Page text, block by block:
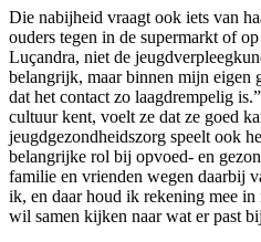
Die nabijheid vraagt ook iets van
ouders tegen in de supermarkt of
Luçandra, niet de
belangrijk, maar binnen mijn eigen
dat het contact zo laagdrempelig
cultuur kent, voelt ze dat ze goed
jeugdgezondheidszorg speelt ook
belangrijke rol bij opvoed- en
familie en vrienden wegen daarbij
ik, en daar houd ik rekening mee
wil samen kijken naar wat er past